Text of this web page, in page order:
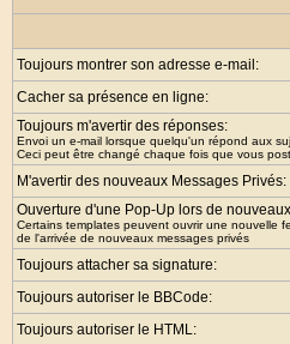
Toujours montrer son adresse e-mail:
Cacher sa présence en ligne:
Toujours m'avertir des réponses:
Envoi un e-mail lorsque quelqu'un répond aux
Ceci peut être changé chaque fois que vous
M'avertir des nouveaux Messages Privés:
Ouverture d'une Pop-Up lors de
Certains templates peuvent ouvrir une nouvelle
de l'arrivée de nouveaux messages privés
Toujours attacher sa signature:
Toujours autoriser le BBCode:
Toujours autoriser le HTML: